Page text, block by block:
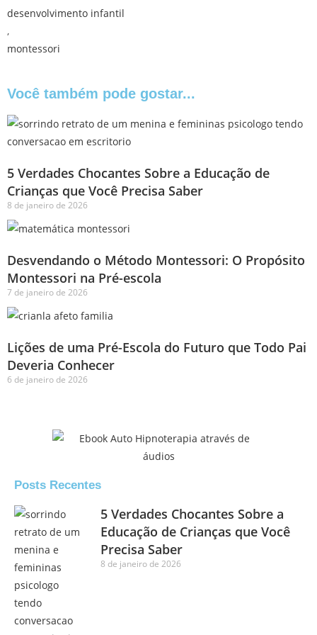
desenvolvimento infantil
,
montessori
Você também pode gostar...
5 Verdades Chocantes Sobre a Educação de
Crianças que Você Precisa Saber
8 de janeiro de 2026
Desvendando o Método Montessori: O Propósito
Montessori na Pré-escola
7 de janeiro de 2026
Lições de uma Pré-Escola do Futuro que Todo Pai
Deveria Conhecer
6 de janeiro de 2026
Posts Recentes
5 Verdades Chocantes Sobre a
Educação de Crianças que Você
Precisa Saber
8 de janeiro de 2026